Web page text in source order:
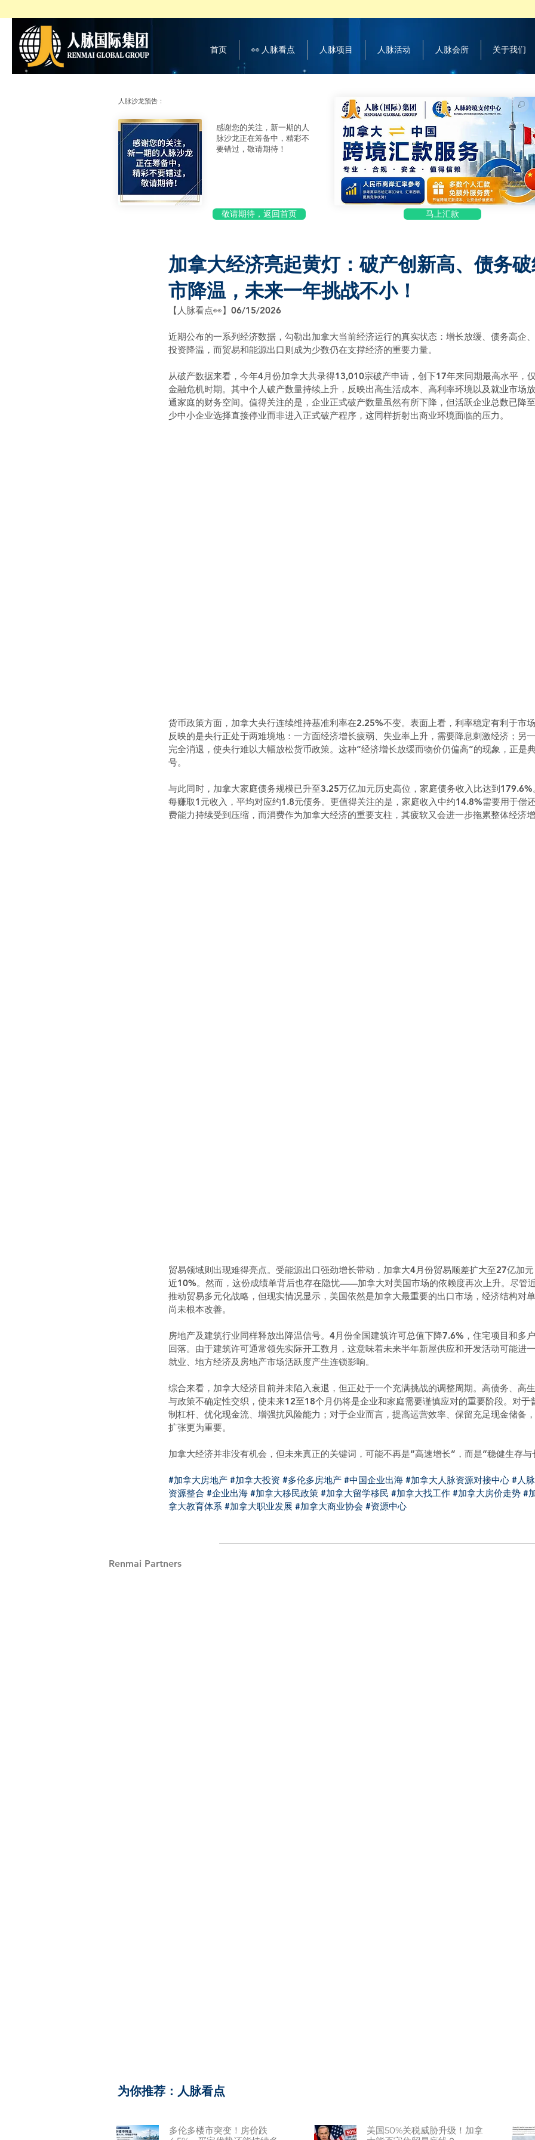
首页 👀 人脉看点 人脉项目 人脉活动 人脉会所 关于我们
人脉沙龙预告：
感谢您的关注，新一期的人
脉沙龙正在筹备中，精彩不
要错过，敬请期待！
敬请期待，返回首页 马上汇款
加拿大经济亮起黄灯：破产创新高、债务
市降温，未来一年挑战不小！
【人脉看点👀】06/15/2026
近期公布的一系列经济数据，勾勒出加拿大当前经济运行的真实状态：增长放缓、债务高企
投资降温，而贸易和能源出口则成为少数仍在支撑经济的重要力量。
从破产数据来看，今年4月份加拿大共录得13,010宗破产申请，创下17年来同期最高水平，
金融危机时期。其中个人破产数量持续上升，反映出高生活成本、高利率环境以及就业市场
通家庭的财务空间。值得关注的是，企业正式破产数量虽然有所下降，但活跃企业总数已降
少中小企业选择直接停业而非进入正式破产程序，这同样折射出商业环境面临的压力。
货币政策方面，加拿大央行连续维持基准利率在2.25%不变。表面上看，利率稳定有利于市
反映的是央行正处于两难境地：一方面经济增长疲弱、失业率上升，需要降息刺激经济；另
完全消退，使央行难以大幅放松货币政策。这种“经济增长放缓而物价仍偏高”的现象，正是
号。
与此同时，加拿大家庭债务规模已升至3.25万亿加元历史高位，家庭债务收入比达到
每赚取1元收入，平均对应约1.8元债务。更值得关注的是，家庭收入中约14.8%需要用于偿
费能力持续受到压缩，而消费作为加拿大经济的重要支柱，其疲软又会进一步拖累整体经济
贸易领域则出现难得亮点。受能源出口强劲增长带动，加拿大4月份贸易顺差扩大至27亿加
近10%。然而，这份成绩单背后也存在隐忧——加拿大对美国市场的依赖度再次上升。尽管
推动贸易多元化战略，但现实情况显示，美国依然是加拿大最重要的出口市场，经济结构对
尚未根本改善。
房地产及建筑行业同样释放出降温信号。4月份全国建筑许可总值下降7.6%，住宅项目和多
回落。由于建筑许可通常领先实际开工数月，这意味着未来半年新屋供应和开发活动可能进
就业、地方经济及房地产市场活跃度产生连锁影响。
综合来看，加拿大经济目前并未陷入衰退，但正处于一个充满挑战的调整周期。高债务、高
与政策不确定性交织，使未来12至18个月仍将是企业和家庭需要谨慎应对的重要阶段。对于
制杠杆、优化现金流、增强抗风险能力；对于企业而言，提高运营效率、保留充足现金储备
扩张更为重要。
加拿大经济并非没有机会，但未来真正的关键词，可能不再是“高速增长”，而是“稳健生存与
#加拿大房地产 #加拿大投资 #多伦多房地产 #中国企业出海 #加拿大人脉资源对接中心 #人
资源整合 #企业出海 #加拿大移民政策 #加拿大留学移民 #加拿大找工作 #加拿大房价走势 #
拿大教育体系 #加拿大职业发展 #加拿大商业协会 #资源中心
Renmai Partners
​为你推荐：人脉看点
多伦多楼市突变！房价跌
美国50%关税威胁升级！加拿